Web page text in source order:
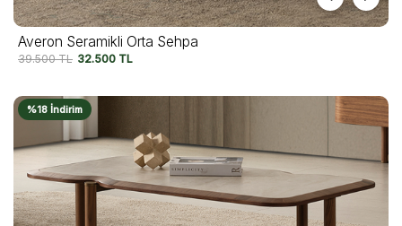
Averon Seramikli Orta Sehpa
39.500TL 32.500 TL
%18 İndirim